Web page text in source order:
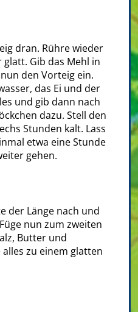
dran. Rühre wieder
Gib das Mehl in
den Vorteig ein.
das Ei und der
und gib dann nach
dazu. Stell den
Stunden kalt. Lass
etwa eine Stunde
gehen.
der Länge nach und
nun zum zweiten
Butter und
zu einem glatten